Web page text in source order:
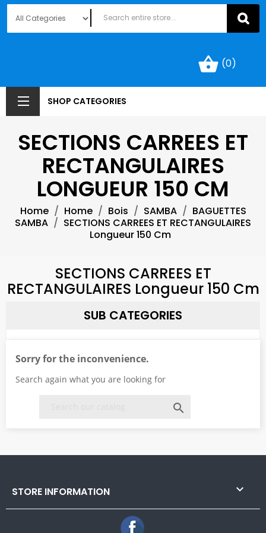
shopping_basket (0)
SHOP CATEGORIES
SECTIONS CARREES ET
RECTANGULAIRES
LONGUEUR 150 CM
Home Home Bois SAMBA
BAGUETTES
SAMBA
SECTIONS CARREES ET RECTANGULAIRES
Longueur 150 Cm
SECTIONS CARREES ET
RECTANGULAIRES Longueur 150 Cm
SUB CATEGORIES
Sorry for the inconvenience.
Search again what you are looking for

STORE INFORMATION 